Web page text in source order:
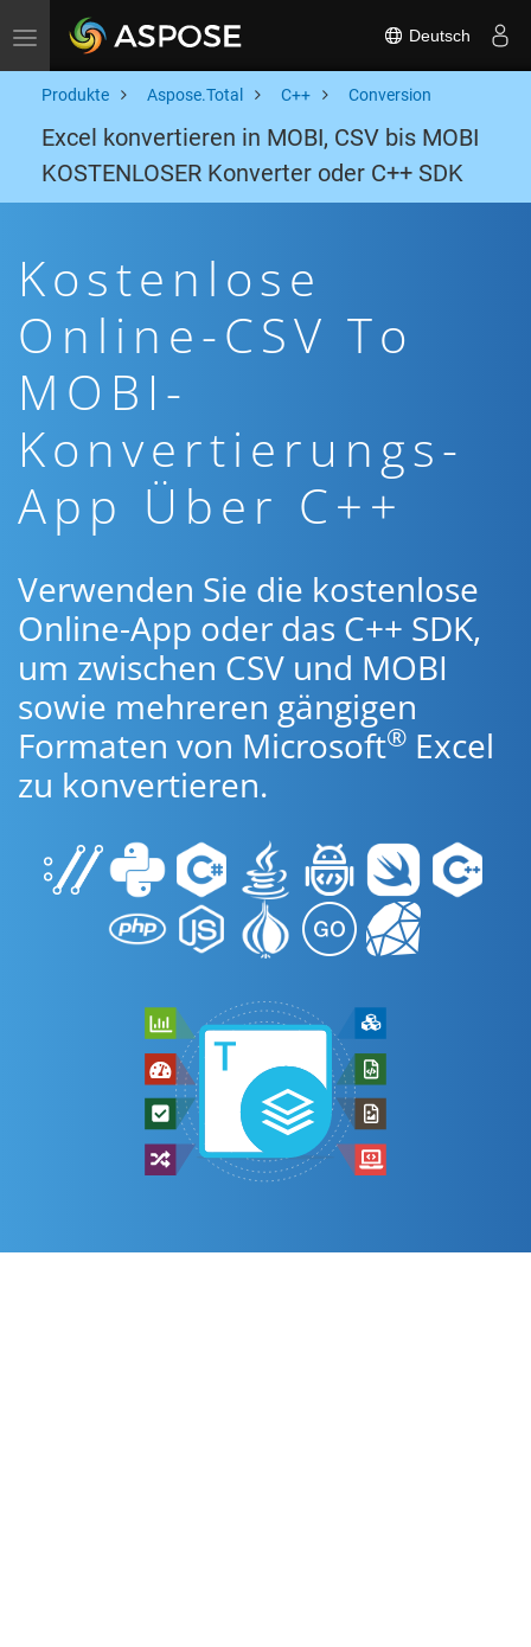
Toggle navigation Deutsch
Produkte Aspose.Total C++ Conversion
Excel konvertieren in MOBI, CSV bis MOBI
KOSTENLOSER Konverter oder C++ SDK
Kostenlose
Online-CSV To
MOBI-
Konvertierungs-
App Über C++
Verwenden Sie die kostenlose
Online-App oder das C++ SDK,
um zwischen CSV und MOBI
sowie mehreren gängigen
Formaten von Microsoft® Excel
zu konvertieren.